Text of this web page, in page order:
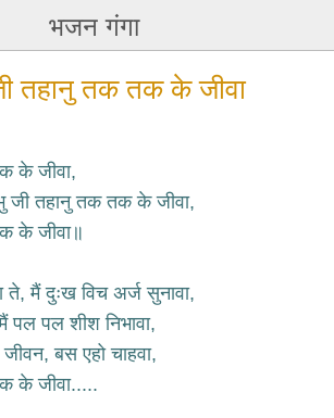
भजन गंगा
तहानु तक तक के जीवा
के जीवा,
जी तहानु तक तक के जीवा,
के जीवा॥
मैं दुःख विच अर्ज सुनावा,
पल पल शीश निभावा,
बस एहो चाहवा,
के जीवा.....